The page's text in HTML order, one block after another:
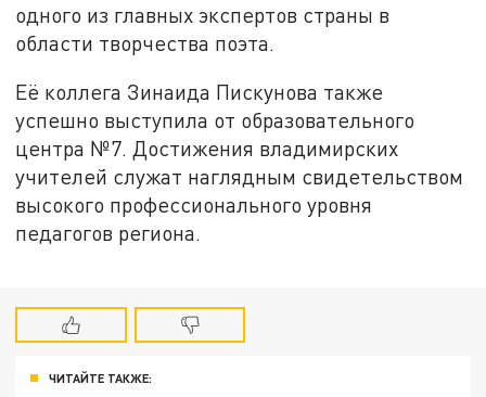
одного из главных экспертов страны в
области творчества поэта.
Её коллега Зинаида Пискунова также
успешно выступила от образовательного
центра №7. Достижения владимирских
учителей служат наглядным свидетельством
высокого профессионального уровня
педагогов региона.
ЧИТАЙТЕ ТАКЖЕ: